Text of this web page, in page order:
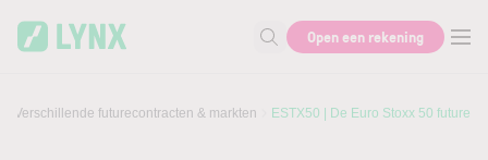
Zoek naar informatie
Open een rekening
Verschillende futurecontracten & markten ESTX50 | De Euro Stoxx 50 future